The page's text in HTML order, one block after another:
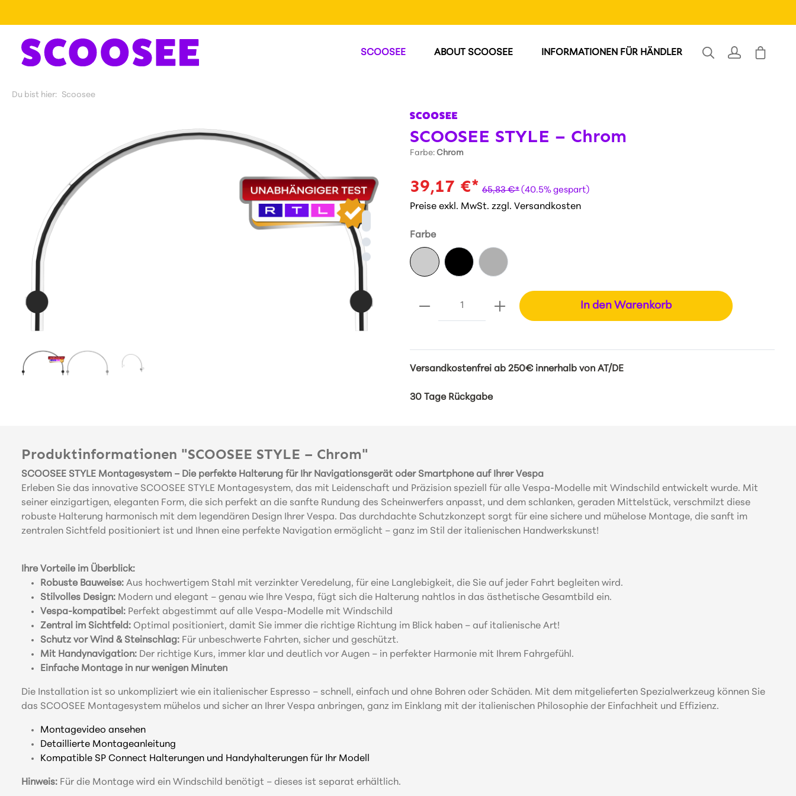
SCOOSEE ABOUT SCOOSEE INFORMATIONEN FÜR HÄNDLER
Du bist hier: Scoosee
SCOOSEE STYLE – Chrom
Farbe: Chrom
39,17 €* 65,83 €* (40.5% gespart)
Preise exkl. MwSt. zzgl. Versandkosten
Farbe
In den Warenkorb
Versandkostenfrei ab 250€ innerhalb von AT/DE
30 Tage Rückgabe
Produktinformationen "SCOOSEE STYLE – Chrom"
SCOOSEE STYLE Montagesystem – Die perfekte Halterung für Ihr Navigationsgerät oder Smartphone auf Ihrer Vespa
Erleben Sie das innovative SCOOSEE STYLE Montagesystem, das mit Leidenschaft und Präzision speziell für alle Vespa-Modelle mit Windschild entwickelt wurde. Mit
seiner einzigartigen, eleganten Form, die sich perfekt an die sanfte Rundung des Scheinwerfers anpasst, und dem schlanken, geraden Mittelstück, verschmilzt diese
robuste Halterung harmonisch mit dem legendären Design Ihrer Vespa. Das durchdachte Schutzkonzept sorgt für eine sichere und mühelose Montage, die sanft im
zentralen Sichtfeld positioniert ist und Ihnen eine perfekte Navigation ermöglicht – ganz im Stil der italienischen Handwerkskunst!
Ihre Vorteile im Überblick:
Robuste Bauweise: Aus hochwertigem Stahl mit verzinkter Veredelung, für eine Langlebigkeit, die Sie auf jeder Fahrt begleiten wird.
Stilvolles Design: Modern und elegant – genau wie Ihre Vespa, fügt sich die Halterung nahtlos in das ästhetische Gesamtbild ein.
Vespa-kompatibel: Perfekt abgestimmt auf alle Vespa-Modelle mit Windschild
Zentral im Sichtfeld: Optimal positioniert, damit Sie immer die richtige Richtung im Blick haben – auf italienische Art!
Schutz vor Wind & Steinschlag: Für unbeschwerte Fahrten, sicher und geschützt.
Mit Handynavigation: Der richtige Kurs, immer klar und deutlich vor Augen – in perfekter Harmonie mit Ihrem Fahrgefühl.
Einfache Montage in nur wenigen Minuten
Die Installation ist so unkompliziert wie ein italienischer Espresso – schnell, einfach und ohne Bohren oder Schäden. Mit dem mitgelieferten Spezialwerkzeug können Sie
das SCOOSEE Montagesystem mühelos und sicher an Ihrer Vespa anbringen, ganz im Einklang mit der italienischen Philosophie der Einfachheit und Effizienz.
Montagevideo ansehen
Detaillierte Montageanleitung
Kompatible SP Connect Halterungen und Handyhalterungen für Ihr Modell
Hinweis: Für die Montage wird ein Windschild benötigt – dieses ist separat erhältlich.